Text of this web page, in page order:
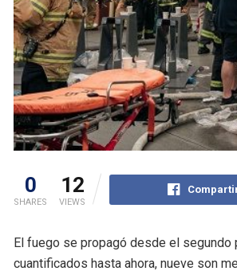
0
SHARES
12
VIEWS
El fuego se propagó desde el
cuantificados hasta ahora, nueve son